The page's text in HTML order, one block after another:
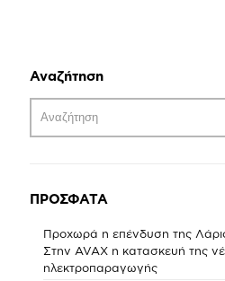
Αναζήτηση
ΠΡΟΣΦΑΤΑ
Προχωρά η επένδυση της
Στην AVAX η κατασκευή της
ηλεκτροπαραγωγής